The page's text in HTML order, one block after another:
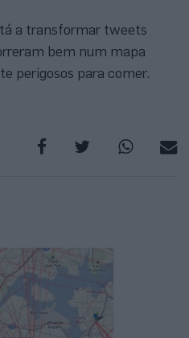
a transformar tweets
bem num mapa
perigosos para comer.